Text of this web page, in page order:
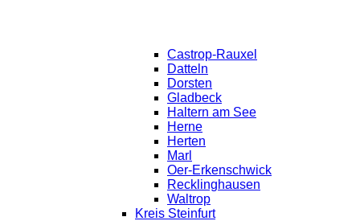
Castrop-Rauxel
Datteln
Dorsten
Gladbeck
Haltern am See
Herne
Herten
Marl
Oer-Erkenschwick
Recklinghausen
Waltrop
Kreis Steinfurt